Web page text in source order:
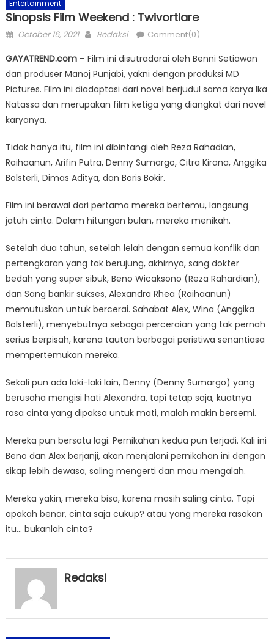
Entertainment
Sinopsis Film Weekend : Twivortiare
Posted
October 16, 2021 Author
Redaksi Comment(0)
GAYATREND.com– Film ini disutradarai oleh Benni Setiawan
dan produser Manoj Punjabi, yakni dengan produksi MD
Pictures. Film ini diadaptasi dari novel berjudul sama karya Ika
Natassa dan merupakan film ketiga yang diangkat dari novel
karyanya.
Tidak hanya itu, film ini dibintangi oleh Reza Rahadian,
Raihaanun, Arifin Putra, Denny Sumargo, Citra Kirana, Anggika
Bolsterli, Dimas Aditya, dan Boris Bokir.
Film ini berawal dari pertama mereka bertemu, langsung
jatuh cinta. Dalam hitungan bulan, mereka menikah.
Setelah dua tahun, setelah lelah dengan semua konflik dan
pertengkaran yang tak berujung, akhirnya, sang dokter
bedah yang super sibuk, Beno Wicaksono (Reza Rahardian),
dan Sang bankir sukses, Alexandra Rhea (Raihaanun)
memutuskan untuk bercerai. Sahabat Alex, Wina (Anggika
Bolsterli), menyebutnya sebagai perceraian yang tak pernah
serius berpisah, karena tautan berbagai peristiwa senantiasa
mempertemukan mereka.
Sekali pun ada laki-laki lain, Denny (Denny Sumargo) yang
berusaha mengisi hati Alexandra, tapi tetap saja, kuatnya
rasa cinta yang dipaksa untuk mati, malah makin bersemi.
Mereka pun bersatu lagi. Pernikahan kedua pun terjadi. Kali ini
Beno dan Alex berjanji, akan menjalani pernikahan ini dengan
sikap lebih dewasa, saling mengerti dan mau mengalah.
Mereka yakin, mereka bisa, karena masih saling cinta. Tapi
apakah benar, cinta saja cukup? atau yang mereka rasakan
itu… bukanlah cinta?
Redaksi